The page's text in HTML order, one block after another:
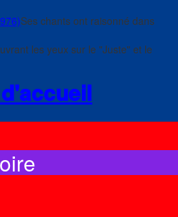
Ses chants ont raisonné dans
les yeux sur le "Juste" et le